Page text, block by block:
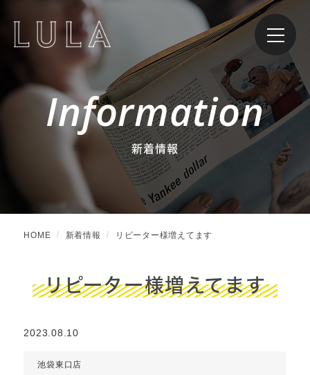
Information
新着情報
HOME 新着情報 リピーター様増えてます
リピーター様増えてます
2023.08.10
池袋東口店